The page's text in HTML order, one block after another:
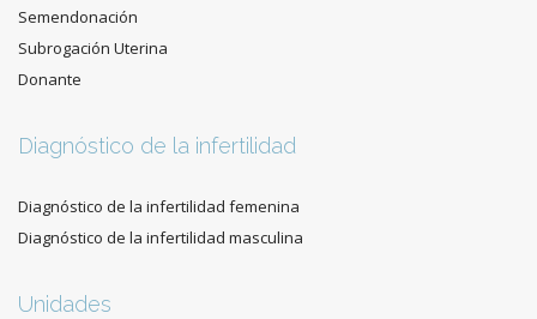
Semendonación
Subrogación Uterina
Donante
Diagnóstico de la infertilidad
Diagnóstico de la infertilidad femenina
Diagnóstico de la infertilidad masculina
Unidades